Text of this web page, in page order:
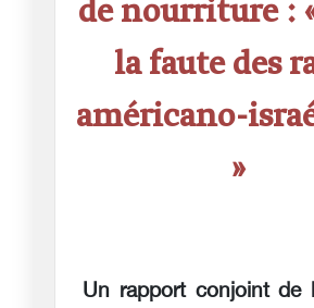
de nourriture :
la faute des
américano-
»
Un rapport conjoint de